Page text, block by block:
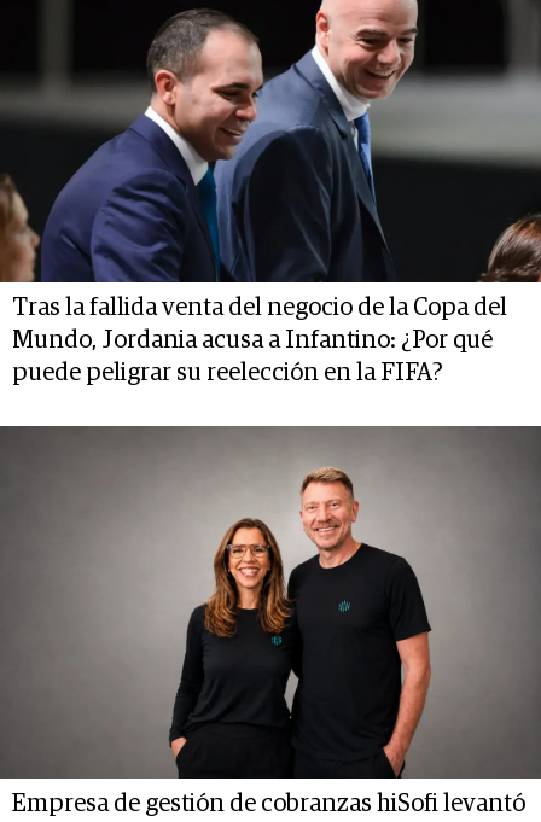
Tras la fallida venta del negocio de la Copa del
Mundo, Jordania acusa a Infantino: ¿Por qué
puede peligrar su reelección en la FIFA?
Empresa de gestión de cobranzas hiSofi levantó